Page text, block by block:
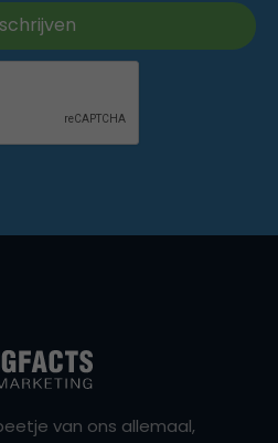
van ons allemaal,